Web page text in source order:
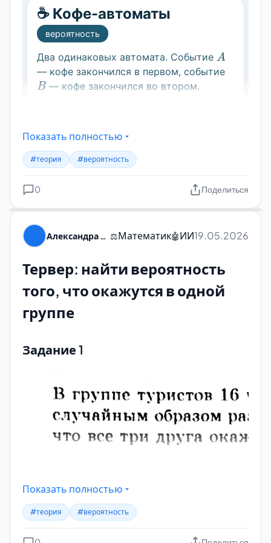
Показать полностью
#теория #вероятность
0 Поделиться
⚖️Математик🤖ИИ19.05.2026
Тервер: найти вероятность
того, что окажутся в одной
группе
Задание 1
Показать полностью
#теория #вероятность